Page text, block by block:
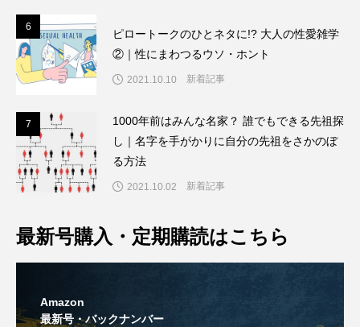
6
ピロートークのひとネタに!? 大人の性愛雑学
②｜性にまわつるウソ・ホント
2021.10.10 新着記事
7
1000年前はみんな名家？ 誰でもできる先祖探
し｜名字を手がかりに自分の先祖をさかのぼ
る方法
2021.10.02 新着記事
最新号購入・定期購読はこちら
Amazon
最新号・バックナンバー